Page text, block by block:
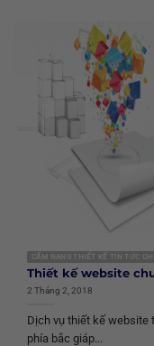
CẨM NANG THIẾT KẾ TIN TỨC
Thiết kế website
2 Tháng 2, 2018
Dịch vụ thiết kế website
phía bắc giáp...